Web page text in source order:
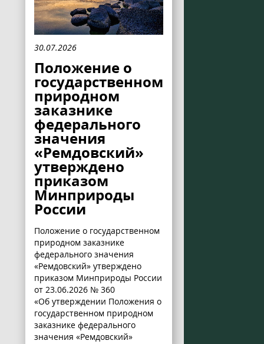
30.07.2026
Положение о
государственном
природном
заказнике
федерального
значения
«Ремдовский»
утверждено
приказом
Минприроды
России
Положение о государственном
природном заказнике
федерального значения
«Ремдовский» утверждено
приказом Минприроды России
от 23.06.2026 № 360
«Об утверждении Положения о
государственном природном
заказнике федерального
значения «Ремдовский»